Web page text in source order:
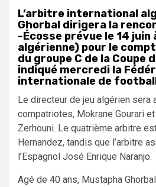
L’arbitre international
Ghorbal dirigera la
-Écosse prévue le 14
algérienne) pour le
du groupe C de la Coupe
indiqué mercredi la
internationale de
Le directeur de jeu algérien
compatriotes, Mokrane Gourari
Zerhouni. Le quatrième arbitre
Hernandez, tandis que l’arbitre
l’Espagnol José Enrique Naranjo.
Agé de 40 ans, Mustapha